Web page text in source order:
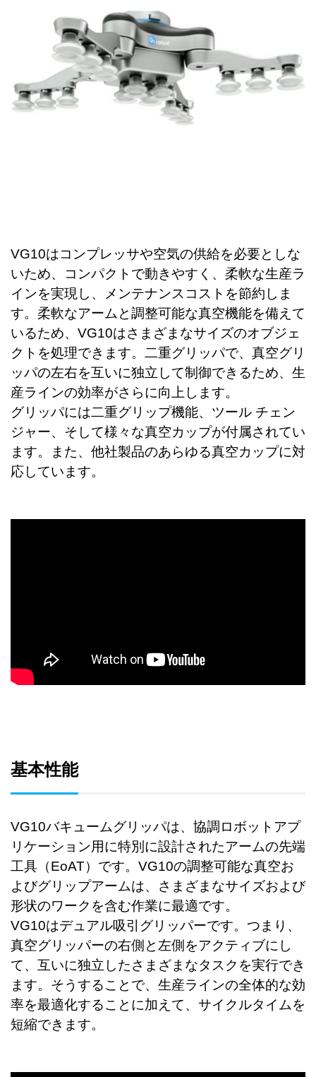
VG10はコンプレッサや空気の供給を必要としな
いため、コンパクトで動きやすく、柔軟な生産ラ
インを実現し 、メンテナンスコストを節約しま
す。柔軟なアームと調整可能な真空機能を備えて
いるため、VG10はさまざまなサイズのオブジェ
クトを処理できます。二重グリッパで、真空グリ
ッパの左右を互いに独立して制御できるため、生
産ラインの効率がさらに向上します。
グリッパには二重グリップ機能、ツール チェン
ジャー、そして様々な真空カップが付属されてい
ます。また、他社製品のあらゆる真空カップに対
応しています。
基本性能
VG10バキュームグリッパは、協調ロボットアプ
リケーション用に特別に設計されたアームの先端
工具（EoAT）です。VG10の調整可能な真空お
よびグリップアームは、さまざまなサイズおよび
形状のワークを含む作業に最適です。
VG10はデュアル吸引グリッパーです。つまり、
真空グリッパーの右側と左側をアクティブにし
て、互いに独立したさまざまなタスクを実行でき
ます。そうすることで、生産ラインの全体的な効
率を最適化することに加えて、サイクルタイムを
短縮できます。